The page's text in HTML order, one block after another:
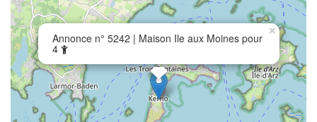
Annonce n° 5242 | Maison Ile aux Moines pour
4
×